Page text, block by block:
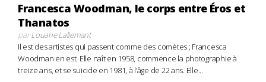
Francesca Woodman, le corps entre Éros et
Thanatos
parLouane Lallemant
Il est des artistes qui passent comme des comètes ; Francesca
Woodman en est. Elle naît en 1958, commence la photographie à
treize ans, et se suicide en 1981, à l’âge de 22 ans. Elle...